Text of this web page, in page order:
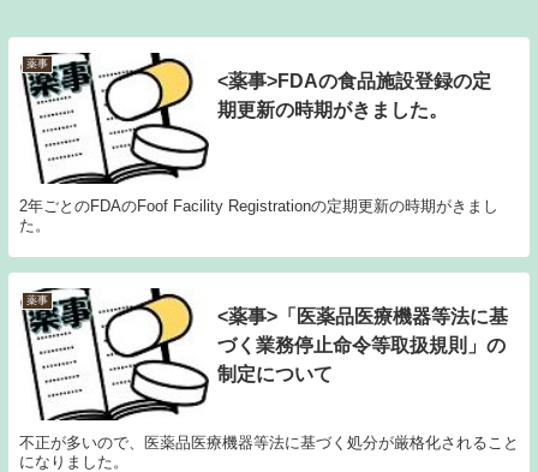
薬事
<薬事>FDAの食品施設登録の定
期更新の時期がきました。
2年ごとのFDAのFoof Facility Registrationの定期更新の時期がきまし
た。
薬事
<薬事>「医薬品医療機器等法に基
づく業務停止命令等取扱規則」の
制定について
不正が多いので、医薬品医療機器等法に基づく処分が厳格化されること
になりました。